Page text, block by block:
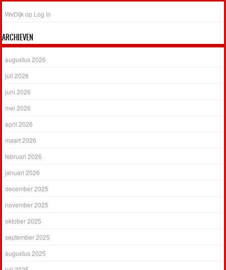
WvDijk op Log In
ARCHIEVEN
augustus 2026
juli 2026
juni 2026
mei 2026
april 2026
maart 2026
februari 2026
januari 2026
december 2025
november 2025
oktober 2025
september 2025
augustus 2025